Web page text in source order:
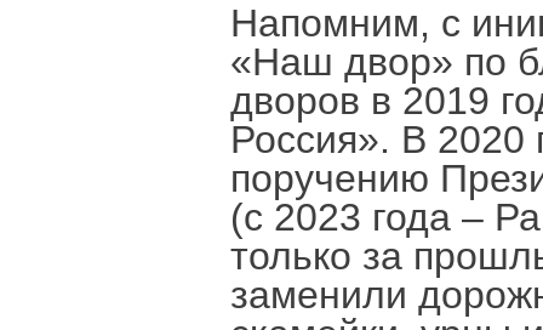
Напомним, с
«Наш двор» по
дворов в 2019
Россия». В 2020
поручению
(с 2023 года –
только за
заменили